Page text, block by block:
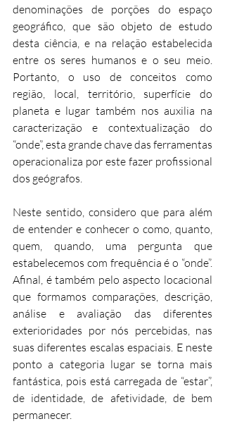
denominações de porções do espaço
geográfico, que são objeto de estudo
desta ciência, e na relação estabelecida
entre os seres humanos e o seu meio.
Portanto, o uso de conceitos como
região, local, território, superfície do
planeta e lugar também nos auxilia na
caracterização e contextualização do
“onde”, esta grande chave das ferramentas
operacionaliza por este fazer profissional
dos geógrafos.
Neste sentido, considero que para além
de entender e conhecer o como, quanto,
quem, quando, uma pergunta que
estabelecemos com frequência é o “onde”.
Afinal, é também pelo aspecto locacional
que formamos comparações, descrição,
análise e avaliação das diferentes
exterioridades por nós percebidas, nas
suas diferentes escalas espaciais. E neste
ponto a categoria lugar se torna mais
fantástica, pois está carregada de “estar”,
de identidade, de afetividade, de bem
permanecer.